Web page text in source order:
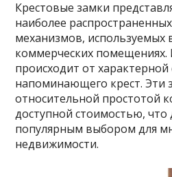
Крестовые замки
наиболее
механизмов, используемых
коммерческих помещениях.
происходит от
напоминающего крест. Эти
относительной простотой
доступной стоимостью, что
популярным выбором для
недвижимости.